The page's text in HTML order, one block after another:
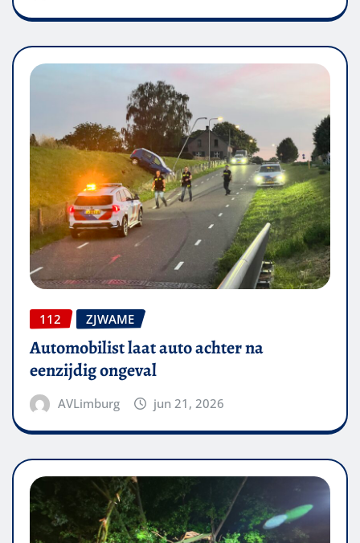
112 ZJWAME
Automobilist laat auto achter na
eenzijdig ongeval
AVLimburg jun 21, 2026